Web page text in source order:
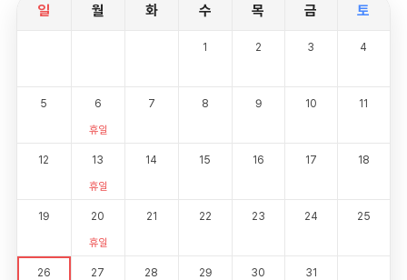
일 월 화 수 목 금 토
1 2 3 4
5
6
휴일
7 8 9 10 11
12
13
휴일
14 15 16 17 18
19
20
휴일
21 22 23 24 25
26
27
28 29 30 31